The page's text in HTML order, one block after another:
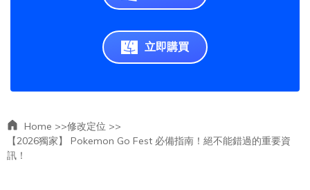
立即購買
Home >>修改定位 >>
【2026獨家】 Pokemon Go Fest 必備指南！絕不能錯過的重要資
訊！